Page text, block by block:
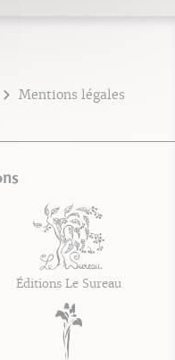
Mentions légales
Éditions Le Sureau